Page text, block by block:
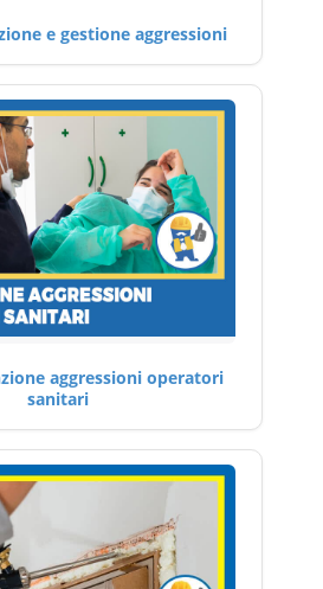
e gestione aggressioni
aggressioni operatori
sanitari